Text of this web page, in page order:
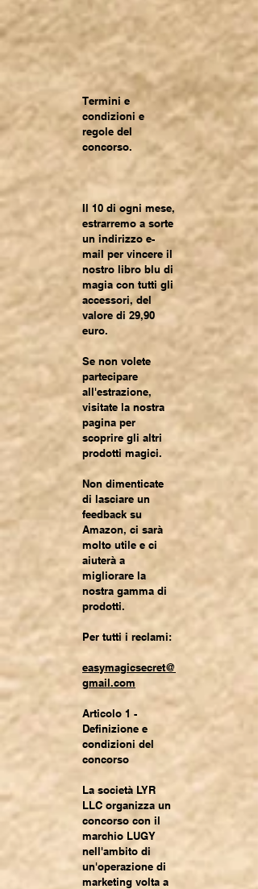
Termini e
condizioni e
regole del
concorso.
Il 10 di ogni mese,
estrarremo a sorte
un indirizzo e-
mail per vincere il
nostro libro blu di
magia con tutti gli
accessori, del
valore di 29,90
euro.
Se non volete
partecipare
all'estrazione,
visitate la nostra
pagina per
scoprire gli altri
prodotti magici.
Non dimenticate
di lasciare un
feedback su
Amazon, ci sarà
molto utile e ci
aiuterà a
migliorare la
nostra gamma di
prodotti.
Per tutti i reclami:
easymagicsecret@
gmail.com
Articolo 1 -
Definizione e
condizioni del
concorso
La società LYR
LLC organizza un
concorso con il
marchio LUGY
nell'ambito di
un'operazione di
marketing volta a